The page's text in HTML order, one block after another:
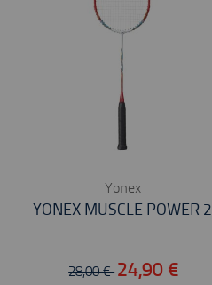
Yonex
YONEX MUSCLE POWER 2
28,00 € 24,90 €